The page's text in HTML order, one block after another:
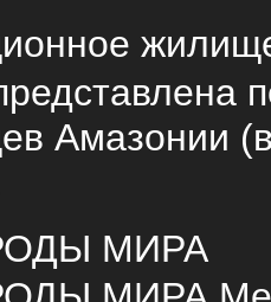
Амазонии
МИРА